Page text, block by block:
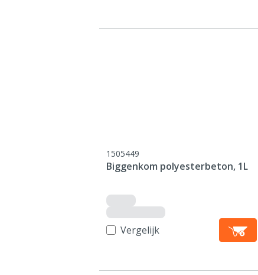
1505449
Biggenkom polyesterbeton, 1L
Vergelijk